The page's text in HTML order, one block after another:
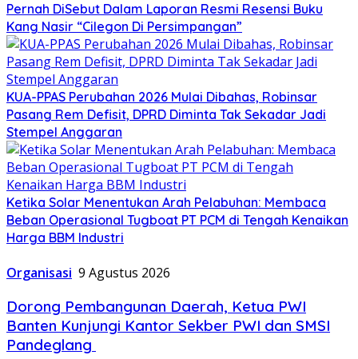
Pernah DiSebut Dalam Laporan Resmi Resensi Buku
Kang Nasir “Cilegon Di Persimpangan”
KUA-PPAS Perubahan 2026 Mulai Dibahas, Robinsar
Pasang Rem Defisit, DPRD Diminta Tak Sekadar Jadi
Stempel Anggaran
Ketika Solar Menentukan Arah Pelabuhan: Membaca
Beban Operasional Tugboat PT PCM di Tengah Kenaikan
Harga BBM Industri
Organisasi 9 Agustus 2026
Dorong Pembangunan Daerah, Ketua PWI
Banten Kunjungi Kantor Sekber PWI dan SMSI
Pandeglang